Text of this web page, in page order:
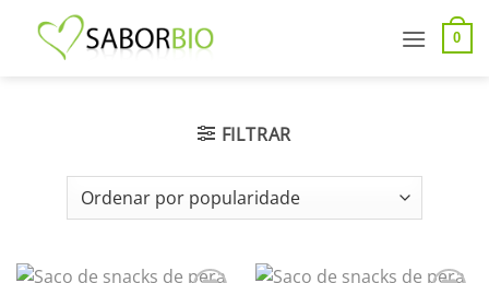
conteúdo
0
FILTRAR